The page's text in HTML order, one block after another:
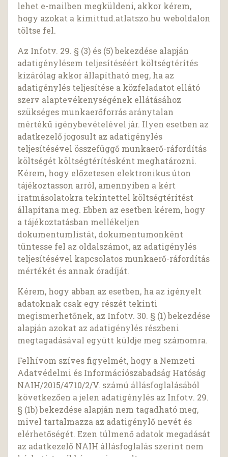
lehet e-mailben megküldeni, akkor kérem,
hogy azokat a kimittud.atlatszo.hu weboldalon
töltse fel.
Az Infotv. 29. § (3) és (5) bekezdése alapján
adatigénylésem teljesítéséért költségtérítés
kizárólag akkor állapítható meg, ha az
adatigénylés teljesítése a közfeladatot ellátó
szerv alaptevékenységének ellátásához
szükséges munkaerőforrás aránytalan
mértékű igénybevételével jár. Ilyen esetben az
adatkezelő jogosult az adatigénylés
teljesítésével összefüggő munkaerő-ráfordítás
költségét költségtérítésként meghatározni.
Kérem, hogy előzetesen elektronikus úton
tájékoztasson arról, amennyiben a kért
iratmásolatokra tekintettel költségtérítést
állapítana meg. Ebben az esetben kérem, hogy
a tájékoztatásban mellékeljen
dokumentumlistát, dokumentumonként
tüntesse fel az oldalszámot, az adatigénylés
teljesítésével kapcsolatos munkaerő-ráfordítás
mértékét és annak óradíját.
Kérem, hogy abban az esetben, ha az igényelt
adatoknak csak egy részét tekinti
megismerhetőnek, az Infotv. 30. § (1) bekezdése
alapján azokat az adatigénylés részbeni
megtagadásával együtt küldje meg számomra.
Felhívom szíves figyelmét, hogy a Nemzeti
Adatvédelmi és Információszabadság Hatóság
NAIH/2015/4710/2/V. számú állásfoglalásából
következően a jelen adatigénylés az Infotv. 29.
§ (1b) bekezdése alapján nem tagadható meg,
mivel tartalmazza az adatigénylő nevét és
elérhetőségét. Ezen túlmenő adatok megadását
az adatkezelő NAIH állásfoglalás szerint nem